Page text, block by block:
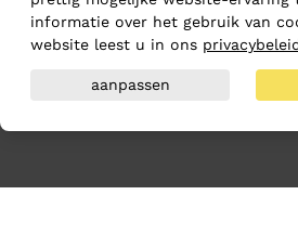
informatie over het gebruik van
website leest u in ons
aanpassen